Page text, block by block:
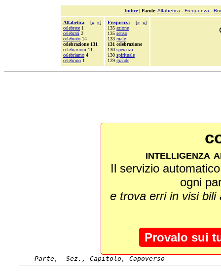
Indice| Parole: Alfabetica - Frequenza -
Alfabetica [« »]
celebrate 1
celebrati 2
celebrato 14
celebrazione 131
celebrazioni 11
celebriamo 4
celebrino 1
Frequenza [« »]
135 azione
135 senso
133 male
131 celebrazione
130 speranza
130 spirituale
129 grande
intelligenza
Il servizio
ogni
e trova erri in visi
Provalo sui
Parte,  Sez., Capitolo, Capoverso